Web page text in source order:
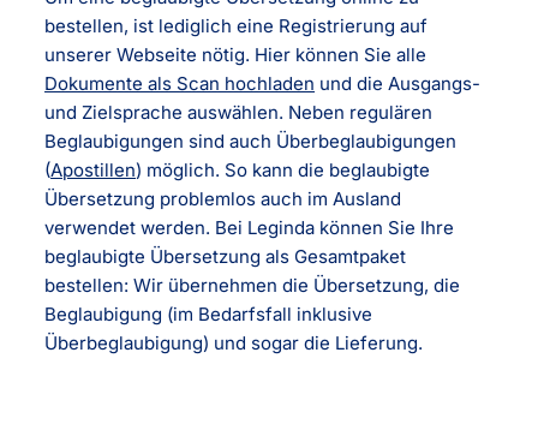
bestellen, ist lediglich eine Registrierung auf
unserer Webseite nötig. Hier können Sie alle
Dokumente als Scan hochladen und die Ausgangs-
und Zielsprache auswählen. Neben regulären
Beglaubigungen sind auch Überbeglaubigungen
(Apostillen) möglich. So kann die beglaubigte
Übersetzung problemlos auch im Ausland
verwendet werden. Bei Leginda können Sie Ihre
beglaubigte Übersetzung als Gesamtpaket
bestellen: Wir übernehmen die Übersetzung, die
Beglaubigung (im Bedarfsfall inklusive
Überbeglaubigung) und sogar die Lieferung.